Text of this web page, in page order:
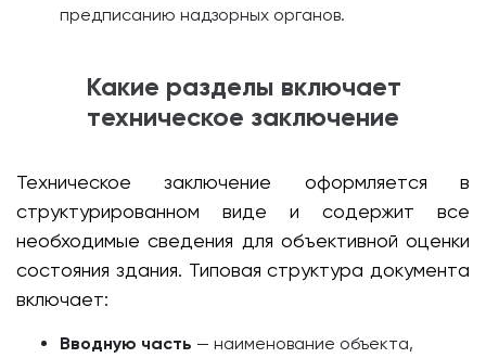
предписанию надзорных органов.
Какие разделы включает
техническое заключение
Техническое заключение оформляется в
структурированном виде и содержит все
необходимые сведения для объективной оценки
состояния здания. Типовая структура документа
включает:
Вводную часть — наименование объекта,